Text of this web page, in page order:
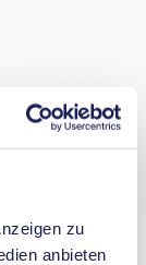
zu
anbieten